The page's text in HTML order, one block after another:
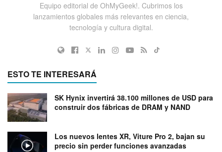
Equipo editorial de OhMyGeek!. Cubrimos los
lanzamientos globales más relevantes en ciencia,
tecnología y cultura digital.
ESTO TE INTERESARÁ
SK Hynix invertirá 38.100 millones de USD para
construir dos fábricas de DRAM y NAND
Los nuevos lentes XR, Viture Pro 2, bajan su
precio sin perder funciones avanzadas